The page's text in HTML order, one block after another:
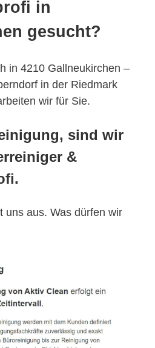
in
gesucht?
in 4210 Gallneukirchen –
in der Riedmark
wir für Sie.
sind wir
&
uns aus. Was dürfen wir